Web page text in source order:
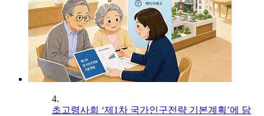
4.
초고령사회 ‘제1차 국가인구전략 기본계획’에 담